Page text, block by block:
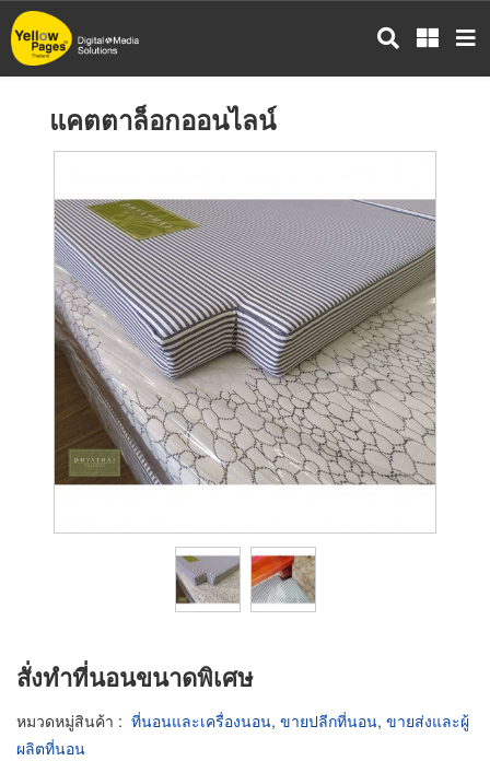
ข้าม
ไป
แคตตาล็อกออนไลน์
สั่งทำที่นอนขนาดพิเศษ
หมวดหมู่สินค้า : ที่นอนและเครื่องนอน, ขายปลีกที่นอน, ขายส่งและผู้
ผลิตที่นอน